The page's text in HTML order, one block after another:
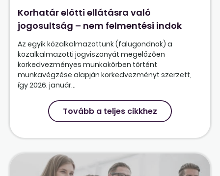
Korhatár előtti ellátásra való
jogosultság – nem felmentési indok
Az egyik közalkalmazottunk (falugondnok) a
közalkalmazotti jogviszonyát megelőzően
korkedvezményes munkakörben történt
munkavégzése alapján korkedvezményt szerzett,
így 2026. január...
Tovább a teljes cikkhez